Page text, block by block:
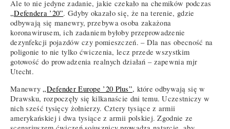
Ale to nie jedyne zadanie, jakie czekało na chemików podczas
„Defendera ’20”. Gdyby okazało się, że na terenie, gdzie
odbywają się manewry, przebywa osoba zakażona
koronawirusem, ich zadaniem byłoby przeprowadzenie
dezynfekcji pojazdów czy pomieszczeń. – Dla nas obecność na
poligonie to nie tylko ćwiczenia, lecz przede wszystkim
gotowość do prowadzenia realnych działań – zapewnia mjr
Utecht.
Manewry„Defender Europe ’20 Plus”, które odbywają się w
Drawsku, rozpoczęły się kilkanaście dni temu. Uczestniczy w
nich sześć tysięcy żołnierzy. Cztery tysiące z armii
amerykańskiej i dwa tysiące z armii polskiej. Zgodnie ze